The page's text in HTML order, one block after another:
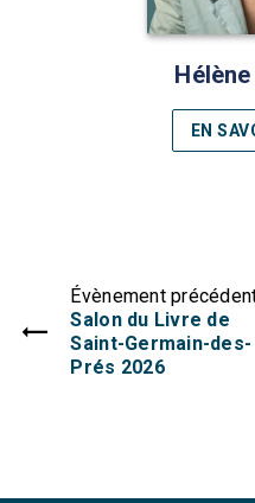
EN
Évènement
Salon du Livre de
Saint-Germain-des-
Prés 2026